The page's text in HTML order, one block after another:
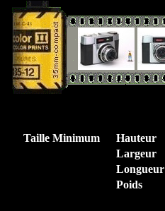
Taille Minimum Hauteur
Largeur
Longueur
Poids